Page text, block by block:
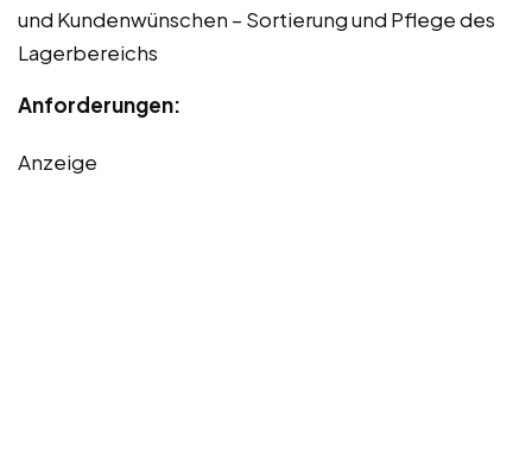
und Kundenwünschen – Sortierung und Pflege des
Lagerbereichs
Anforderungen:
Anzeige